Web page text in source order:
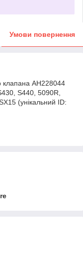
Умови повернення
клапана AH228044
S440, 5090R,
(унікальний ID: